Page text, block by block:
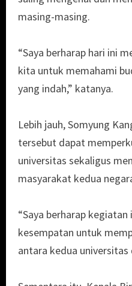
masing-masing.
“Saya berharap hari ini
kita untuk memahami
yang indah,” katanya.
Lebih jauh, Somyung
tersebut dapat
universitas sekaligus
masyarakat kedua
“Saya berharap
kesempatan untuk
antara kedua universitas